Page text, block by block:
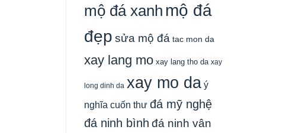
mộ đá xanh mộ đá
đẹp sửa mộ đá tac mon da
xay lang mo xay lang tho da xay
long dinh da xay mo da ý
nghĩa cuốn thư đá mỹ nghệ
đá ninh bình đá ninh vân